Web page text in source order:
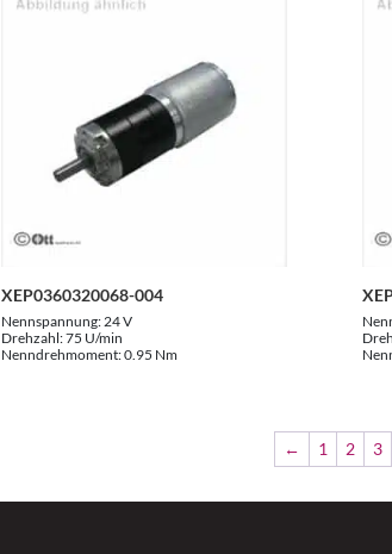
XEP0360320068-004
Nennspannung: 24 V
Drehzahl:75 U/min
Nenndrehmoment:0.95 Nm
← 1 2 3